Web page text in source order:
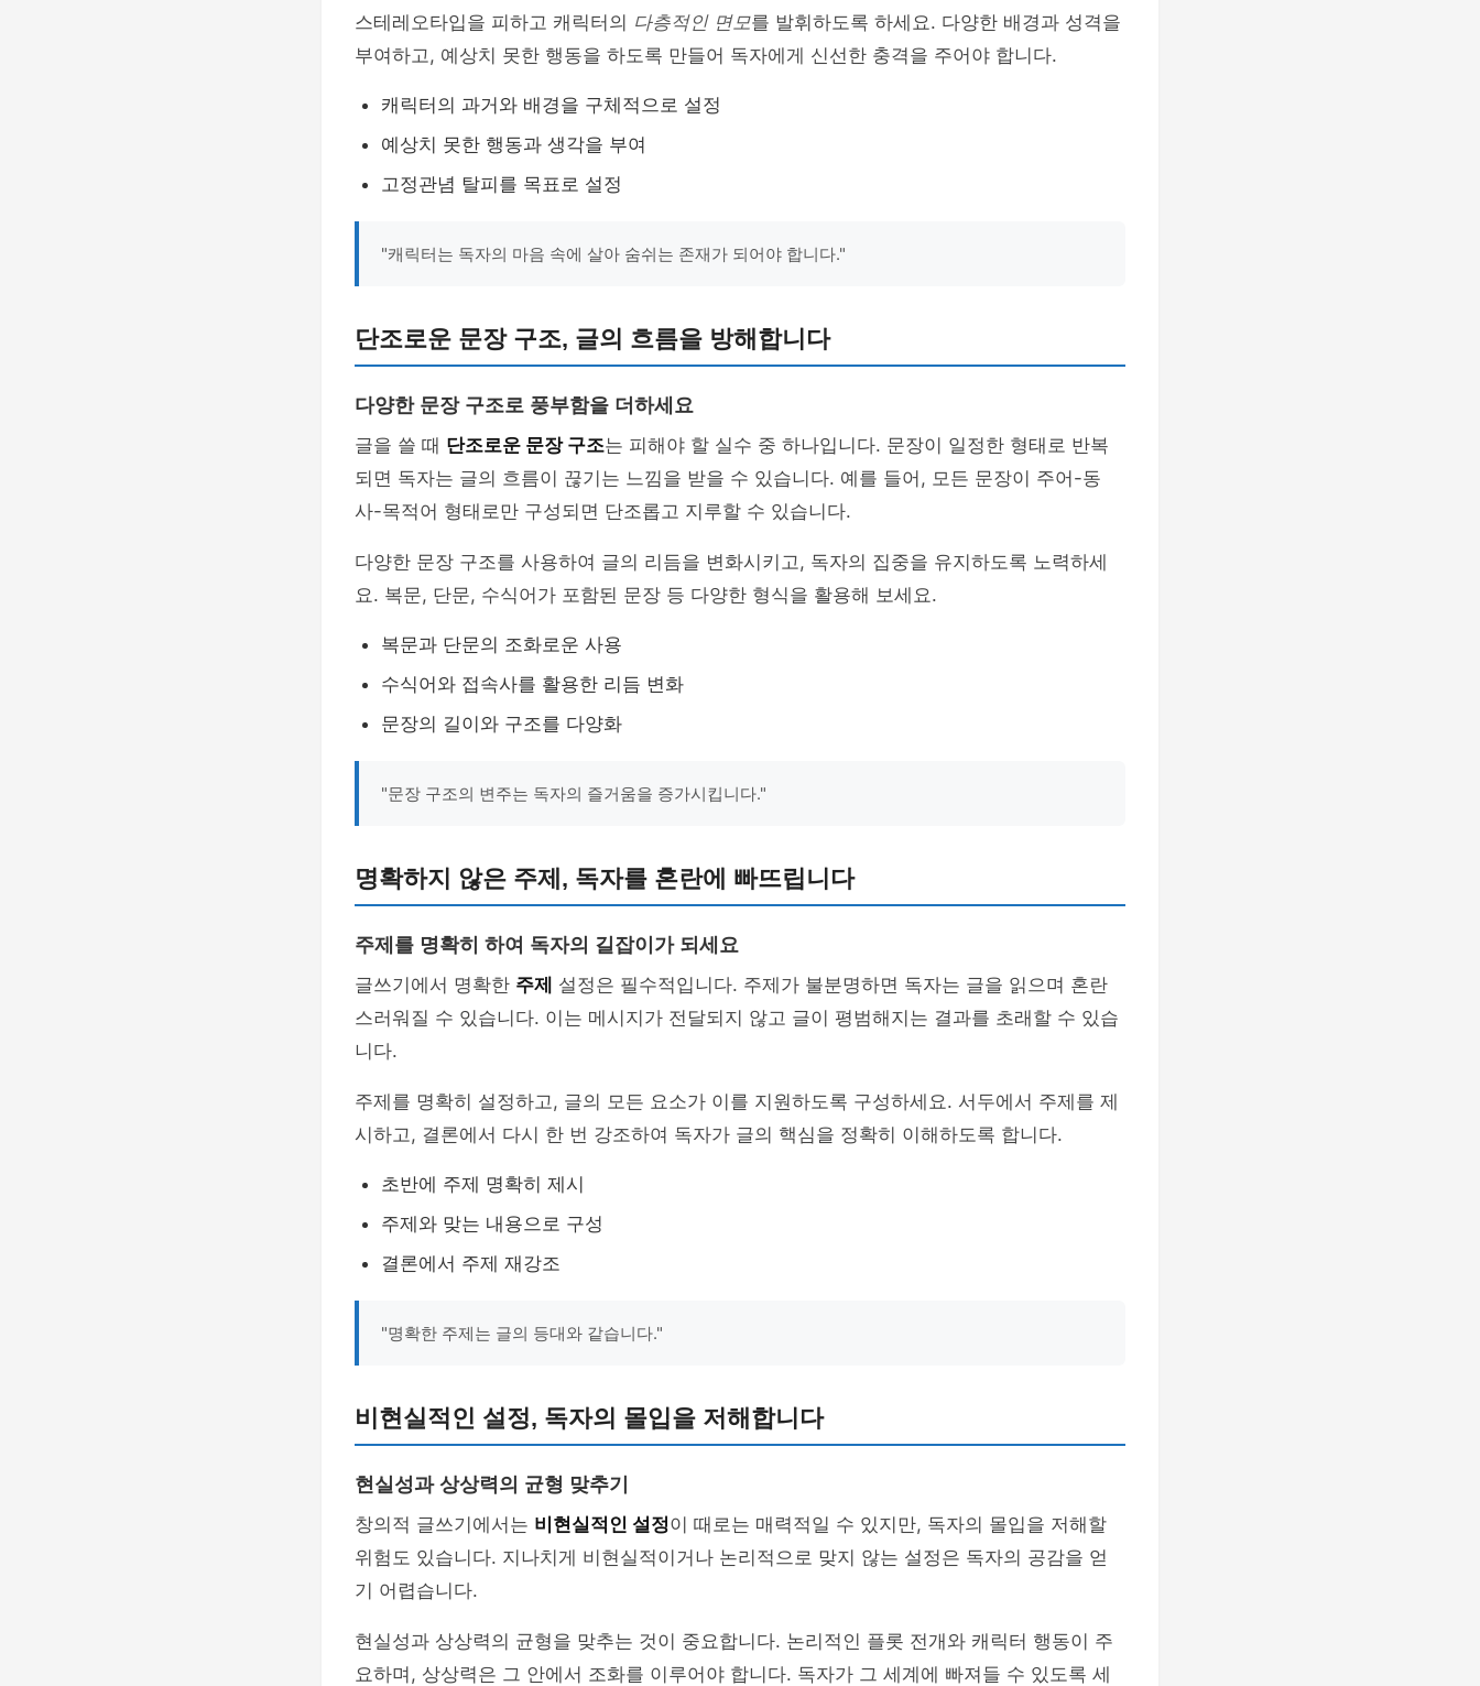
스테레오타입을 피하고 캐릭터의 다층적인 면모를 발휘하도록 하세요. 다양한 배경과 성격을
부여하고, 예상치 못한 행동을 하도록 만들어 독자에게 신선한 충격을 주어야 합니다.
캐릭터의 과거와 배경을 구체적으로 설정
예상치 못한 행동과 생각을 부여
고정관념 탈피를 목표로 설정
"캐릭터는 독자의 마음 속에 살아 숨쉬는 존재가 되어야 합니다."
단조로운 문장 구조, 글의 흐름을 방해합니다
다양한 문장 구조로 풍부함을 더하세요
글을 쓸 때 단조로운 문장 구조는 피해야 할 실수 중 하나입니다. 문장이 일정한 형태로 반복
되면 독자는 글의 흐름이 끊기는 느낌을 받을 수 있습니다. 예를 들어, 모든 문장이 주어-동
사-목적어 형태로만 구성되면 단조롭고 지루할 수 있습니다.
다양한 문장 구조를 사용하여 글의 리듬을 변화시키고, 독자의 집중을 유지하도록 노력하세
요. 복문, 단문, 수식어가 포함된 문장 등 다양한 형식을 활용해 보세요.
복문과 단문의 조화로운 사용
수식어와 접속사를 활용한 리듬 변화
문장의 길이와 구조를 다양화
"문장 구조의 변주는 독자의 즐거움을 증가시킵니다."
명확하지 않은 주제, 독자를 혼란에 빠뜨립니다
주제를 명확히 하여 독자의 길잡이가 되세요
글쓰기에서 명확한 주제 설정은 필수적입니다. 주제가 불분명하면 독자는 글을 읽으며 혼란
스러워질 수 있습니다. 이는 메시지가 전달되지 않고 글이 평범해지는 결과를 초래할 수 있습
니다.
주제를 명확히 설정하고, 글의 모든 요소가 이를 지원하도록 구성하세요. 서두에서 주제를 제
시하고, 결론에서 다시 한 번 강조하여 독자가 글의 핵심을 정확히 이해하도록 합니다.
초반에 주제 명확히 제시
주제와 맞는 내용으로 구성
결론에서 주제 재강조
"명확한 주제는 글의 등대와 같습니다."
비현실적인 설정, 독자의 몰입을 저해합니다
현실성과 상상력의 균형 맞추기
창의적 글쓰기에서는 비현실적인 설정이 때로는 매력적일 수 있지만, 독자의 몰입을 저해할
위험도 있습니다. 지나치게 비현실적이거나 논리적으로 맞지 않는 설정은 독자의 공감을 얻
기 어렵습니다.
현실성과 상상력의 균형을 맞추는 것이 중요합니다. 논리적인 플롯 전개와 캐릭터 행동이 주
요하며, 상상력은 그 안에서 조화를 이루어야 합니다. 독자가 그 세계에 빠져들 수 있도록 세